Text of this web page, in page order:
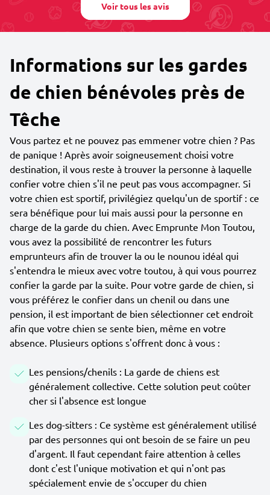
Voir tous les avis
Informations sur les gardes
de chien bénévoles près de
Têche
Vous partez et ne pouvez pas emmener votre chien ? Pas
de panique ! Après avoir soigneusement choisi votre
destination, il vous reste à trouver la personne à laquelle
confier votre chien s'il ne peut pas vous accompagner. Si
votre chien est sportif, privilégiez quelqu'un de sportif : ce
sera bénéfique pour lui mais aussi pour la personne en
charge de la garde du chien. Avec Emprunte Mon Toutou,
vous avez la possibilité de rencontrer les futurs
emprunteurs afin de trouver la ou le nounou idéal qui
s'entendra le mieux avec votre toutou, à qui vous pourrez
confier la garde par la suite. Pour votre garde de chien, si
vous préférez le confier dans un chenil ou dans une
pension, il est important de bien sélectionner cet endroit
afin que votre chien se sente bien, même en votre
absence. Plusieurs options s'offrent donc à vous :
Les pensions/chenils : La garde de chiens est
généralement collective. Cette solution peut coûter
cher si l'absence est longue
Les dog-sitters : Ce système est généralement utilisé
par des personnes qui ont besoin de se faire un peu
d'argent. Il faut cependant faire attention à celles
dont c'est l'unique motivation et qui n'ont pas
spécialement envie de s'occuper du chien